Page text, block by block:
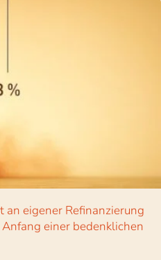
eigener Refinanzierung
einer bedenklichen